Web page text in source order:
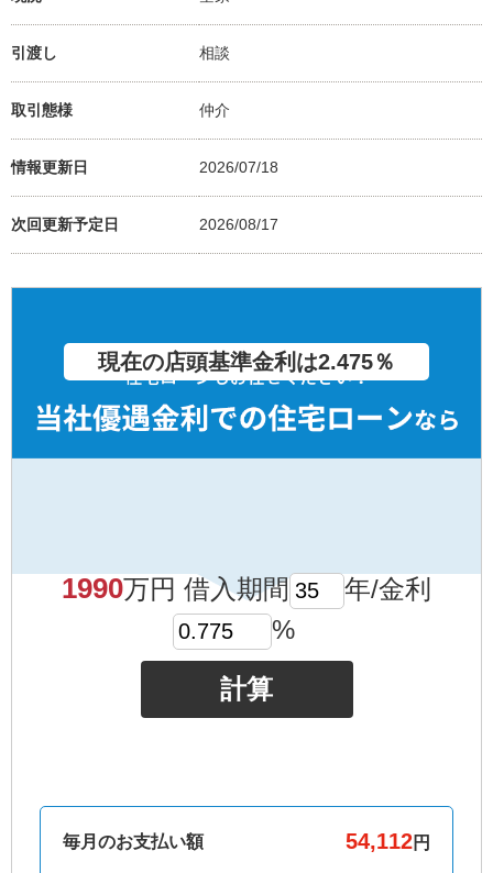
引渡し 相談
取引態様 仲介
情報更新日 2026/07/18
次回更新予定日 2026/08/17
現在の店頭基準金利は2.475％
1990万円 借入期間
年/金利
%
計算
毎月のお支払い額 円